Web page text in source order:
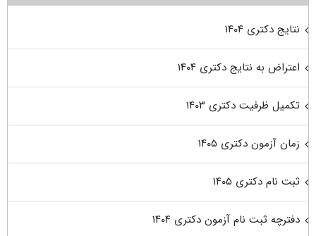
نتایج دکتری ۱۴۰۴
اعتراض به نتایج دکتری ۱۴۰۴
تکمیل ظرفیت دکتری ۱۴۰۳
زمان آزمون دکتری ۱۴۰۵
ثبت نام دکتری ۱۴۰۵
دفترچه ثبت نام آزمون دکتری ۱۴۰۴